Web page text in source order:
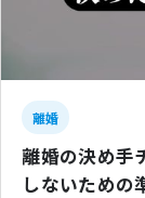
離婚
離婚の決め手
しないための